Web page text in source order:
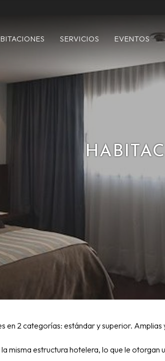
SERVICIOS EVENTOS
en 2 categorías: estándar y superior.
misma estructura hotelera, lo que le